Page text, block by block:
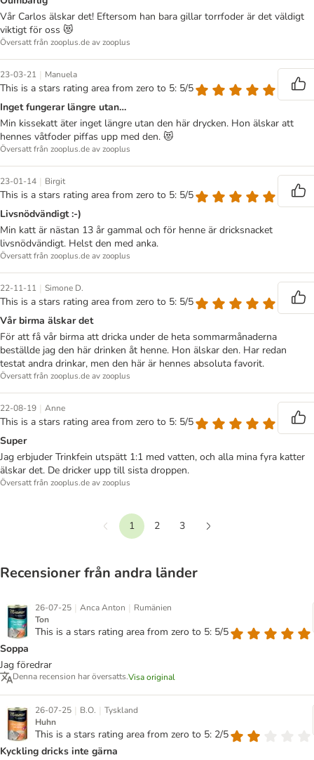
Vår Carlos älskar det! Eftersom han bara gillar torrfoder är det väldigt
viktigt för oss 😻
Översatt från zooplus.de av zooplus
23-03-21 | Manuela
This is a stars rating area from zero to 5: 5/5
Inget fungerar längre utan…
Min kissekatt äter inget längre utan den här drycken. Hon älskar att
hennes våtfoder piffas upp med den. 😻
Översatt från zooplus.de av zooplus
23-01-14 | Birgit
This is a stars rating area from zero to 5: 5/5
Livsnödvändigt :-)
Min katt är nästan 13 år gammal och för henne är dricksnacket
livsnödvändigt. Helst den med anka.
Översatt från zooplus.de av zooplus
22-11-11 | Simone D.
This is a stars rating area from zero to 5: 5/5
Vår birma älskar det
För att få vår birma att dricka under de heta sommarmånaderna
beställde jag den här drinken åt henne. Hon älskar den. Har redan
testat andra drinkar, men den här är hennes absoluta favorit.
Översatt från zooplus.de av zooplus
22-08-19 | Anne
This is a stars rating area from zero to 5: 5/5
Super
Jag erbjuder Trinkfein utspätt 1:1 med vatten, och alla mina fyra katter
älskar det. De dricker upp till sista droppen.
Översatt från zooplus.de av zooplus
Föregående
1 2
3
Recensioner från andra länder
26-07-25 | Anca Anton | Rumänien
Ton
This is a stars rating area from zero to 5: 5/5
Soppa
Jag föredrar
Denna recension har översatts.Visa original
26-07-25 | B.O. | Tyskland
Huhn
This is a stars rating area from zero to 5: 2/5
Kyckling dricks inte gärna